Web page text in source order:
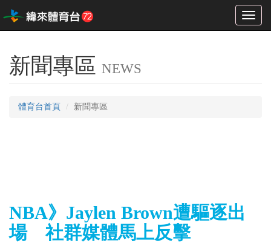
Toggle
新聞專區 NEWS
體育台首頁 新聞專區
NBA》Jaylen Brown遭驅逐出
場 社群媒體馬上反擊